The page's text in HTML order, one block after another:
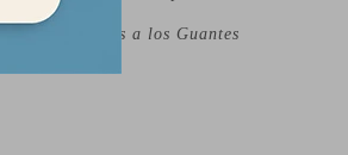
gracias a los Guantes
perfecto: